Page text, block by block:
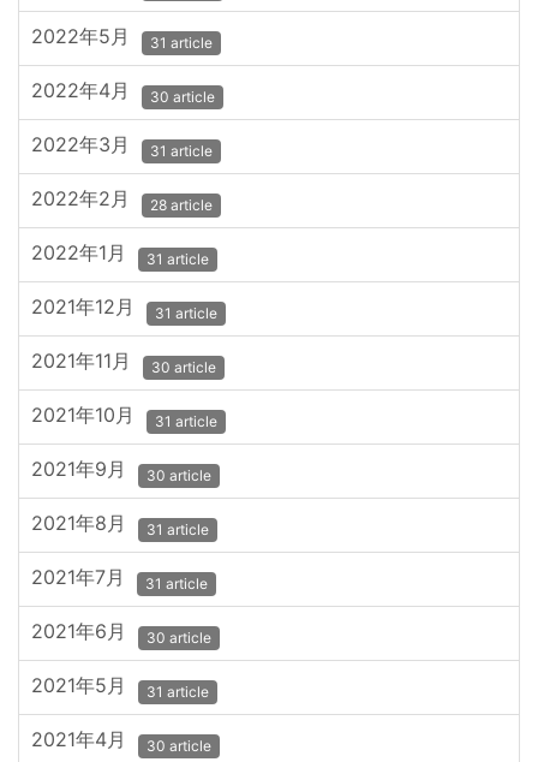
2022年5月 31 article
2022年4月 30 article
2022年3月 31 article
2022年2月 28 article
2022年1月 31 article
2021年12月 31 article
2021年11月 30 article
2021年10月 31 article
2021年9月 30 article
2021年8月 31 article
2021年7月 31 article
2021年6月 30 article
2021年5月 31 article
2021年4月 30 article